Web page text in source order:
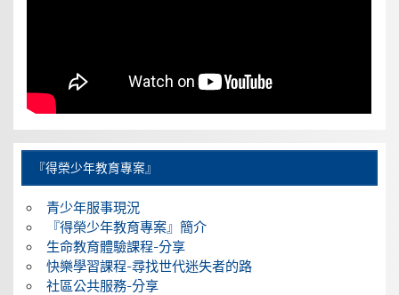
『得榮少年教育專案』
青少年服事現況
『得榮少年教育專案』簡介
生命教育體驗課程-分享
快樂學習課程-尋找世代迷失者的路
社區公共服務-分享